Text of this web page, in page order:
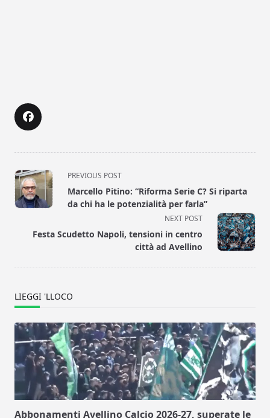
<span
class="nav-
subtitle
reader-
PREVIOUS POST
Marcello Pitino: “Riforma Serie C? Si riparta
da chi ha le potenzialità per farla”
NEXT POST
Festa Scudetto Napoli, tensioni in centro
città ad Avellino
LIEGGI 'LLOCO
Abbonamenti Avellino Calcio 2026-27, superate le